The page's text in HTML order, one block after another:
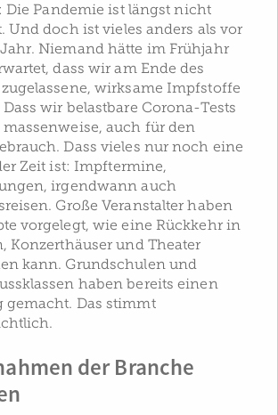
Die Pandemie ist längst nicht
Und doch ist vieles anders als vor
Niemand hätte im Frühjahr
dass wir am Ende des
wirksame Impfstoffe
wir belastbare Corona-Tests
auch für den
Dass vieles nur noch eine
Zeit ist: Impftermine,
irgendwann auch
Große Veranstalter haben
vorgelegt, wie eine Rückkehr in
Konzerthäuser und Theater
kann. Grundschulen und
haben bereits einen
gemacht. Das stimmt
der Branche